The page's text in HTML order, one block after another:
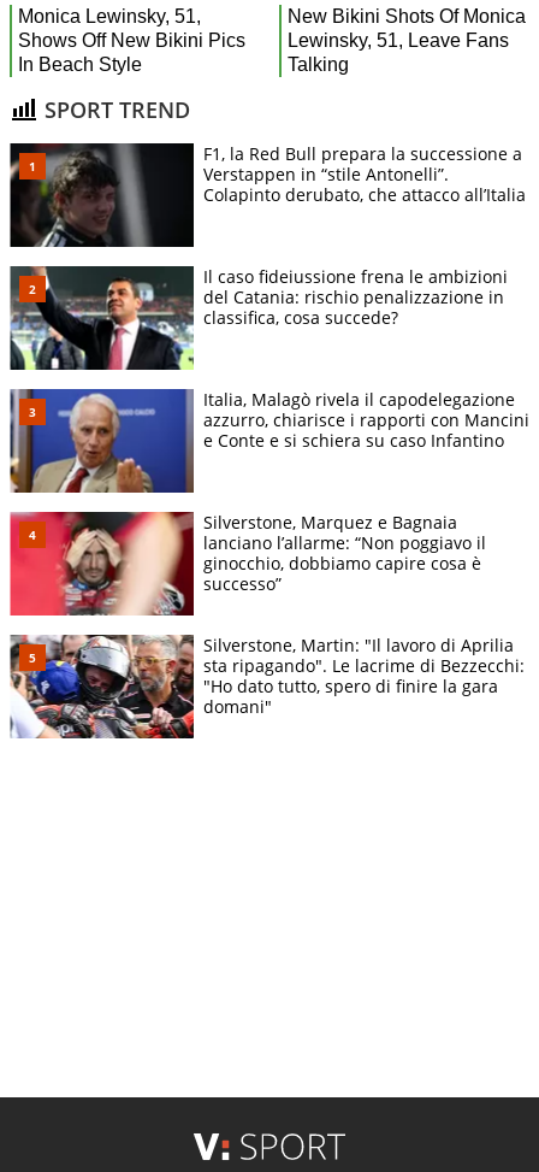
SPORT TREND
F1, la Red Bull prepara la successione a
Verstappen in “stile Antonelli”.
Colapinto derubato, che attacco all’Italia
Il caso fideiussione frena le ambizioni
del Catania: rischio penalizzazione in
classifica, cosa succede?
Italia, Malagò rivela il capodelegazione
azzurro, chiarisce i rapporti con Mancini
e Conte e si schiera su caso Infantino
Silverstone, Marquez e Bagnaia
lanciano l’allarme: “Non poggiavo il
ginocchio, dobbiamo capire cosa è
successo”
Silverstone, Martin: "Il lavoro di Aprilia
sta ripagando". Le lacrime di Bezzecchi:
"Ho dato tutto, spero di finire la gara
domani"